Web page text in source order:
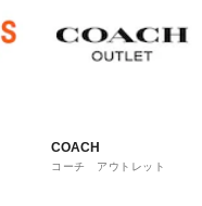
COACH
コーチ アウトレット